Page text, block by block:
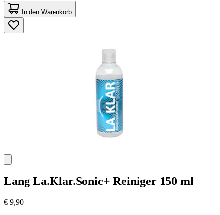
von
5
Sternen.
45
In den Warenkorb
Lang La.Klar.Sonic+ Reiniger 150 ml
€ 9,90